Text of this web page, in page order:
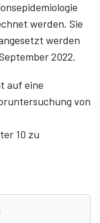
werden. Sie
werden
2022.
auf eine
von
10 zu